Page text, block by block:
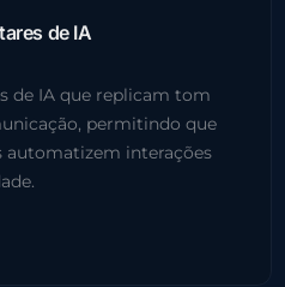
de IA
de IA que replicam tom
permitindo que
automatizem interações